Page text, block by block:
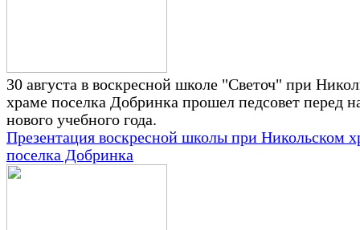
30 августа в воскресной школе "Светоч" при
храме поселка Добринка прошел педсовет перед
нового учебного года.
Презентация воскресной школы при Никольском
поселка Добринка